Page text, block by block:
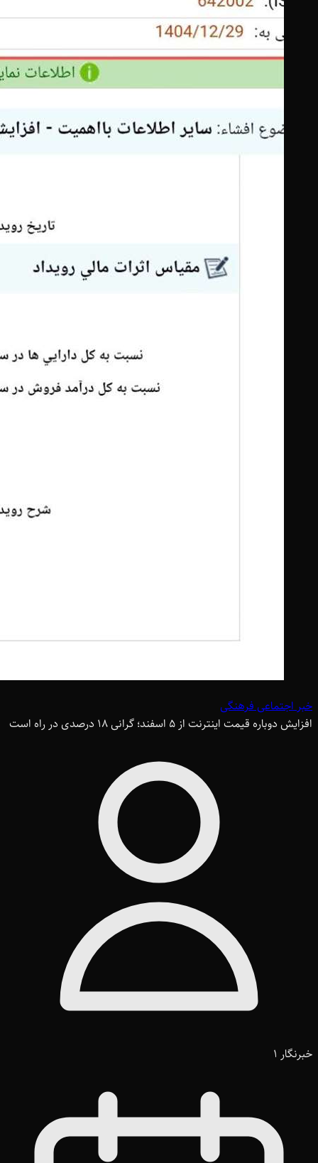
خبر اجتماعی فرهنگی
افزایش دوباره قیمت اینترنت از 5 اسفند؛ گرانی 18 درصدی در راه است
خبرنگار 1